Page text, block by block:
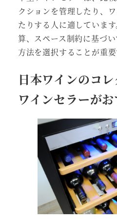
クションを管理したり、
たりする人に適していま
算、スペース制約に基づ
方法を選択することが重要
日本ワインのコ
ワインセラーが